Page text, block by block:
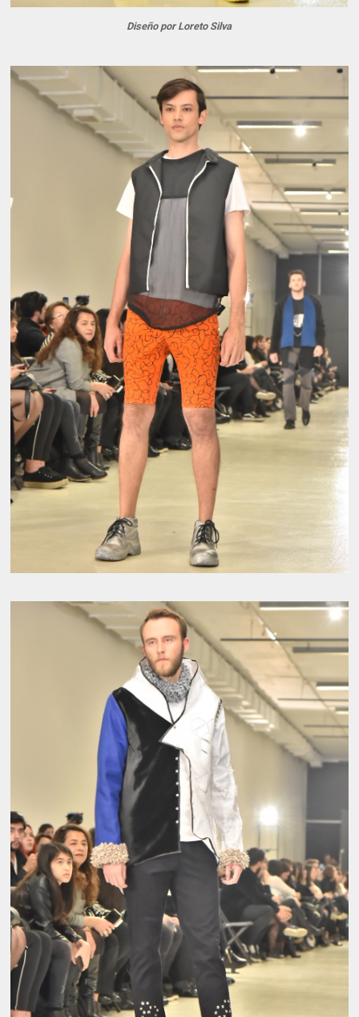
Diseño por Loreto Silva